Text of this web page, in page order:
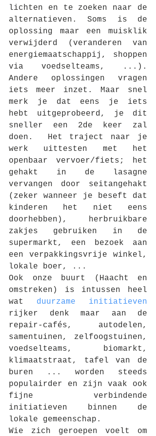
lichten en te zoeken naar de
alternatieven. Soms is de
oplossing maar een muisklik
verwijderd (veranderen van
energiemaatschappij, shoppen
via voedselteams, ...).
Andere oplossingen vragen
iets meer inzet. Maar snel
merk je dat eens je iets
hebt uitgeprobeerd, je dit
sneller een 2de keer zal
doen.  Het traject naar je
werk uittesten met het
openbaar vervoer/fiets; het
gehakt in de lasagne
vervangen door seitangehakt
(zeker wanneer je beseft dat
kinderen het niet eens
doorhebben), herbruikbare
zakjes gebruiken in de
supermarkt, een bezoek aan
een verpakkingsvrije winkel,
lokale boer, ...
Ook onze buurt (Haacht en
omstreken) is intussen heel
wat duurzame initiatieven
rijker denk maar aan de
repair-cafés, autodelen,
samentuinen, zelfoogstuinen,
voedselteams, biomarkt,
klimaatstraat, tafel van de
buren ... worden steeds
populairder en zijn vaak ook
fijne verbindende
initiatieven binnen de
lokale gemeenschap.
Wie zich geroepen voelt om